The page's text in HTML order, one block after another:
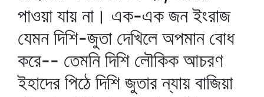
পাওয়া যায় না। এক-এক জন ইংরাজ
যেমন দিশি-জুতা দেখিলে অপমান বোধ
করে-- তেমনি দিশি লৌকিক আচরণ
ইহাদের পিঠে দিশি জুতার ন্যায় বাজিয়া